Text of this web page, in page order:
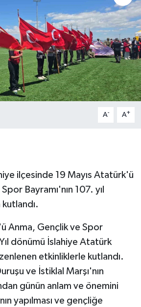
A- A+
ilçesinde 19 Mayıs Atatürk'ü
Bayramı'nın 107. yıl
Anma, Gençlik ve Spor
dönümü İslahiye Atatürk
etkinliklerle kutlandı.
ve İstiklal Marşı'nın
günün anlam ve önemini
yapılması ve gençliğe